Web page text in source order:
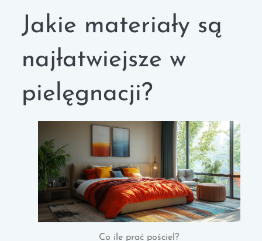
Jakie materiały są
najłatwiejsze w
pielęgnacji?
Co ile prać pościel?